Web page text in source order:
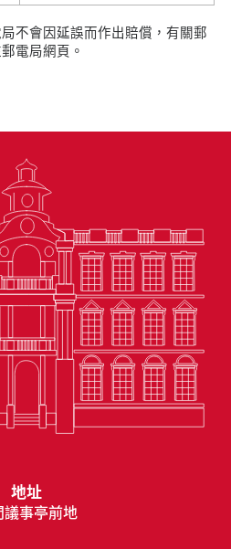
不會因延誤而作出賠償，有關郵
電局網頁。
地址
議事亭前地